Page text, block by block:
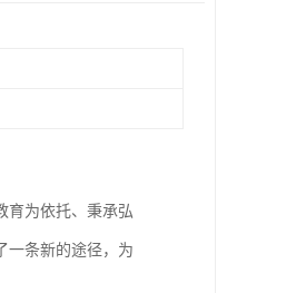
育为依托、秉承弘
一条新的途径，为